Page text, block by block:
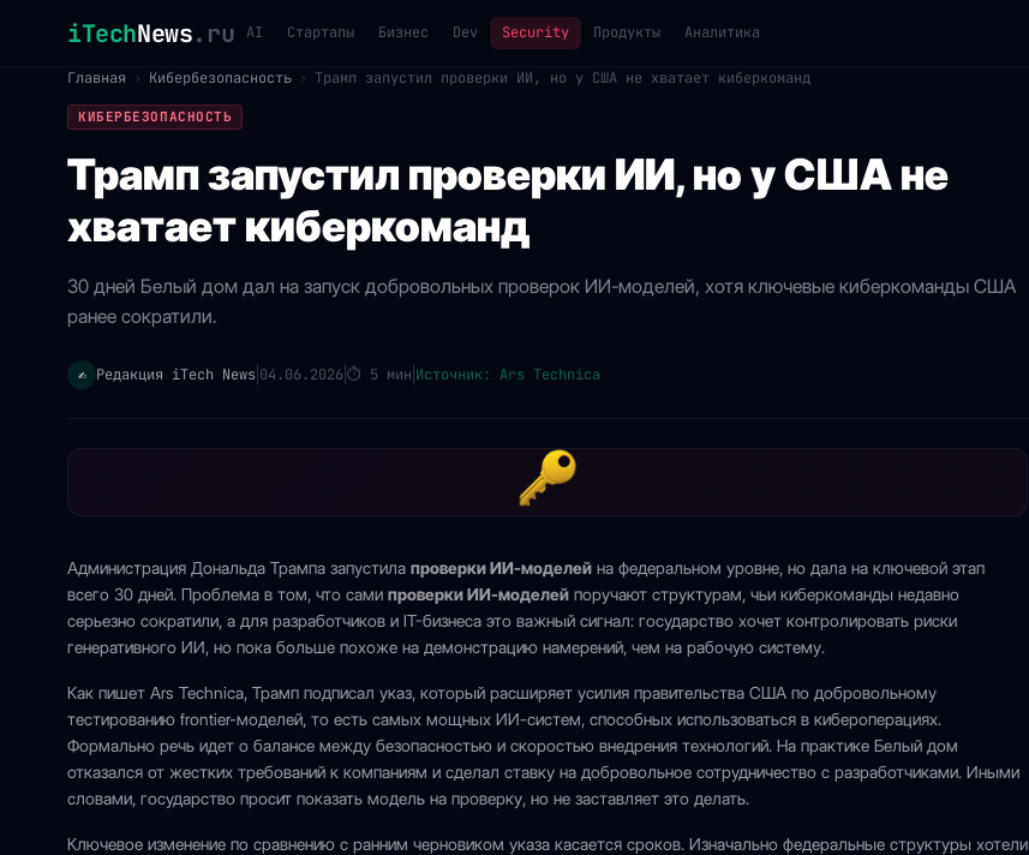
iTechNews.ru AI Стартапы Бизнес Dev Security Продукты Аналитика
Главная
› Кибербезопасность › Трамп запустил проверки ИИ, но у США не хватает киберкоманд
КИБЕРБЕЗОПАСНОСТЬ
Трамп запустил проверки ИИ, но у США не
хватает киберкоманд
30 дней Белый дом дал на запуск добровольных проверок ИИ-моделей, хотя ключевые киберкоманды США
ранее сократили.
✍️ Редакция iTech News 04.06.2026⏱ 5 мин Источник: Ars Technica
Администрация Дональда Трампа запустила проверки ИИ-моделей на федеральном уровне, но дала на ключевой этап
всего 30 дней. Проблема в том, что сами проверки ИИ-моделей поручают структурам, чьи киберкоманды недавно
серьезно сократили, а для разработчиков и IT-бизнеса это важный сигнал: государство хочет контролировать риски
генеративного ИИ, но пока больше похоже на демонстрацию намерений, чем на рабочую систему.
Как пишет Ars Technica, Трамп подписал указ, который расширяет усилия правительства США по добровольному
тестированию frontier-моделей, то есть самых мощных ИИ-систем, способных использоваться в кибероперациях.
Формально речь идет о балансе между безопасностью и скоростью внедрения технологий. На практике Белый дом
отказался от жестких требований к компаниям и сделал ставку на добровольное сотрудничество с разработчиками. Иными
словами, государство просит показать модель на проверку, но не заставляет это делать.
Ключевое изменение по сравнению с ранним черновиком указа касается сроков. Изначально федеральные структуры хотели